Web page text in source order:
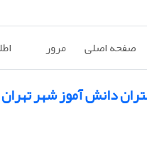
صفحه اصلی مرور
دانش آموز شهر تهران